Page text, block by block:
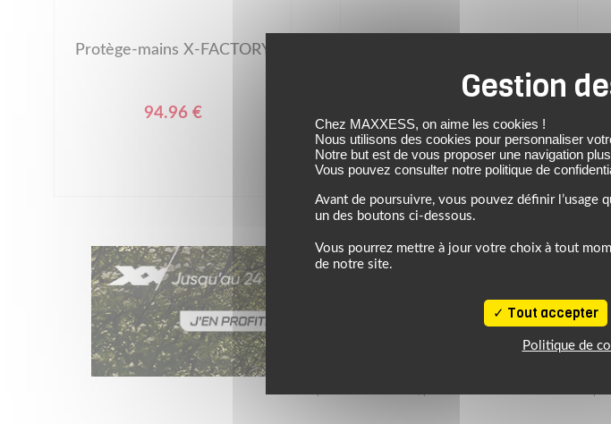
Protège-mains X-FACTORY
94.96 €
Chez MAXXESS, on aime les cookies !
Nous utilisons des cookies pour personnaliser
Notre but est de vous proposer une navigation
Vous pouvez consulter notre politique de
Avant de poursuivre, vous pouvez définir l’usage
un des boutons ci-dessous.
Vous pourrez mettre à jour votre choix à tout
de notre site.
Tout accepter
Politique de